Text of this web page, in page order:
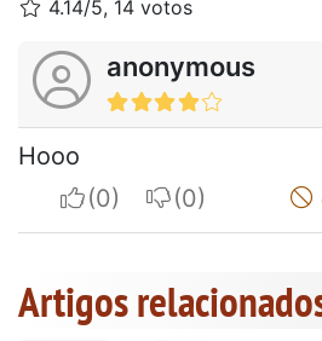
4.14/5, 14 votos
anonymous
Hooo
I apreciateI do not
Artigos